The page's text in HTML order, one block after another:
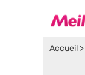
Accueil >